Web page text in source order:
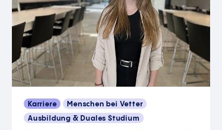
Karriere Menschen bei Vetter
Ausbildung & Duales Studium